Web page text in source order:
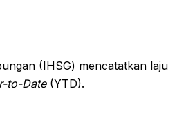
(IHSG) mencatatkan laju
to-Date(YTD).